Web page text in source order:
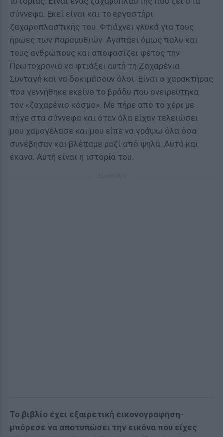
σύννεφα. Εκεί είναι και το εργαστήρι
ζαχαροπλαστικής του. Φτιάχνει γλυκά για τους
ήρωες των παραμυθιών. Αγαπάει όμως πολύ και
τους ανθρώπους και αποφασίζει φέτος την
Πρωτοχρονιά να φτιάξει αυτή τη Ζαχαρένια
Συνταγή και να δοκιμάσουν όλοι. Είναι ο χαρακτήρας
που γεννήθηκε εκείνο το βράδυ που ονειρεύτηκα
τον «ζαχαρένιο κόσμο». Με πήρε από το χέρι με
πήγε στα σύννεφα και όταν όλα είχαν τελειώσει
μου χαμογέλασε και μου είπε να γράψω όλα όσα
συνέβησαν και βλέπαμε μαζί από ψηλά. Αυτό και
έκανα. Αυτή είναι η ιστορία του.
Το βιβλίο έχει εξαιρετική εικονογραφηση-
μπόρεσε να αποτυπώσει την εικόνα που είχες